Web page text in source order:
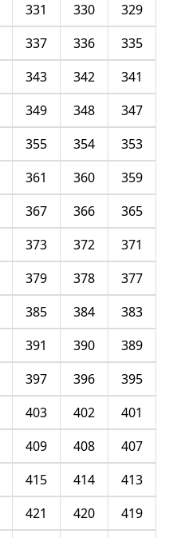
329
330
331
335
336
337
341
342
343
347
348
349
353
354
355
359
360
361
365
366
367
371
372
373
377
378
379
383
384
385
389
390
391
395
396
397
401
402
403
407
408
409
413
414
415
419
420
421